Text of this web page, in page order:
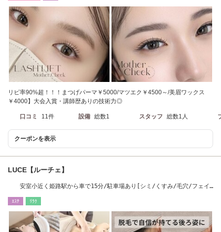
リピ率90%超！！！まつげパーマ￥5000/マツエク￥4500～/美眉ワックス
￥4000】大会入賞・講師歴ありの技術力◎
口コミ 11件 設備 総数1 スタッフ 総数1人
クーポンを表示
LUCE【ルーチェ】
安室小近く姫路駅から車で15分/駐車場あり[シミ/くすみ/毛穴/フェイ
ｴｽﾃ ﾘﾗｸ